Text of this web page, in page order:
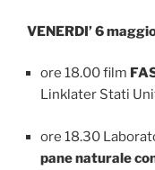
VENERDI’ 6
ore 18.00 film
Linklater Stati
ore 18.30
pane naturale